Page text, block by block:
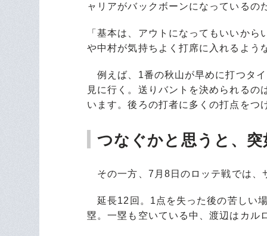
ャリアがバックボーンになっているの
「基本は、アウトになってもいいか
や中村が気持ちよく打席に入れるよう
例えば、1番の秋山が早めに打つタ
見に行く。送りバントを決められる
います。後ろの打者に多くの打点をつ
つなぐかと思うと、
その一方、7月8日のロッテ戦では、
延長12回。1点を失った後の苦しい
塁。一塁も空いている中、渡辺はカル